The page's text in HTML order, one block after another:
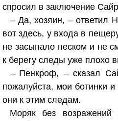
спросил в заключение
– Да, хозяин, – ответил
вот здесь, у входа в
не засыпало песком и не
к берегу следы уже плохо
– Пенкроф, – сказал
пожалуйста, мои ботинки
они к этим следам.
Моряк без возражений